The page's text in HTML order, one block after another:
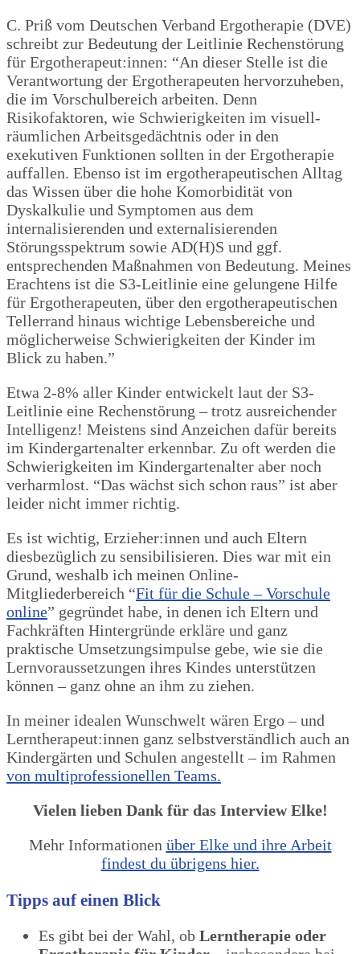
C. Priß vom Deutschen Verband Ergotherapie (DVE)
schreibt zur Bedeutung der Leitlinie Rechenstörung
für Ergotherapeut:innen: “​​An dieser Stelle ist die
Verantwortung der Ergotherapeuten hervorzuheben,
die im Vorschulbereich arbeiten. Denn
Risikofaktoren, wie Schwierigkeiten im visuell-
räumlichen Arbeitsgedächtnis oder in den
exekutiven Funktionen sollten in der Ergotherapie
auffallen. Ebenso ist im ergotherapeutischen Alltag
das Wissen über die hohe Komorbidität von
Dyskalkulie und Symptomen aus dem
internalisierenden und externalisierenden
Störungsspektrum sowie AD(H)S und ggf.
entsprechenden Maßnahmen von Bedeutung. Meines
Erachtens ist die S3-Leitlinie eine gelungene Hilfe
für Ergotherapeuten, über den ergotherapeutischen
Tellerrand hinaus wichtige Lebensbereiche und
möglicherweise Schwierigkeiten der Kinder im
Blick zu haben.”
Etwa 2-8% aller Kinder entwickelt laut der S3-
Leitlinie eine Rechenstörung – trotz ausreichender
Intelligenz! Meistens sind Anzeichen dafür bereits
im Kindergartenalter erkennbar. Zu oft werden die
Schwierigkeiten im Kindergartenalter aber noch
verharmlost. “Das wächst sich schon raus” ist aber
leider nicht immer richtig.
Es ist wichtig, Erzieher:innen und auch Eltern
diesbezüglich zu sensibilisieren. Dies war mit ein
Grund, weshalb ich meinen Online-
Mitgliederbereich “Fit für die Schule – Vorschule
online” gegründet habe, in denen ich Eltern und
Fachkräften Hintergründe erkläre und ganz
praktische Umsetzungsimpulse gebe, wie sie die
Lernvoraussetzungen ihres Kindes unterstützen
können – ganz ohne an ihm zu ziehen.
In meiner idealen Wunschwelt wären Ergo – und
Lerntherapeut:innen ganz selbstverständlich auch an
Kindergärten und Schulen angestellt – im Rahmen
von multiprofessionellen Teams.
Vielen lieben Dank für das Interview Elke!
Mehr Informationen über Elke und ihre Arbeit
findest du übrigens hier.
Tipps auf einen Blick
Es gibt bei der Wahl, ob Lerntherapie oder